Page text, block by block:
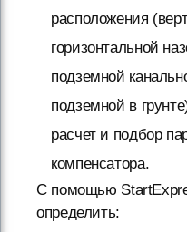
расположения
горизонтальной
подземной
подземной в
расчет и подбор
компенсатора.
С помощью
определить: